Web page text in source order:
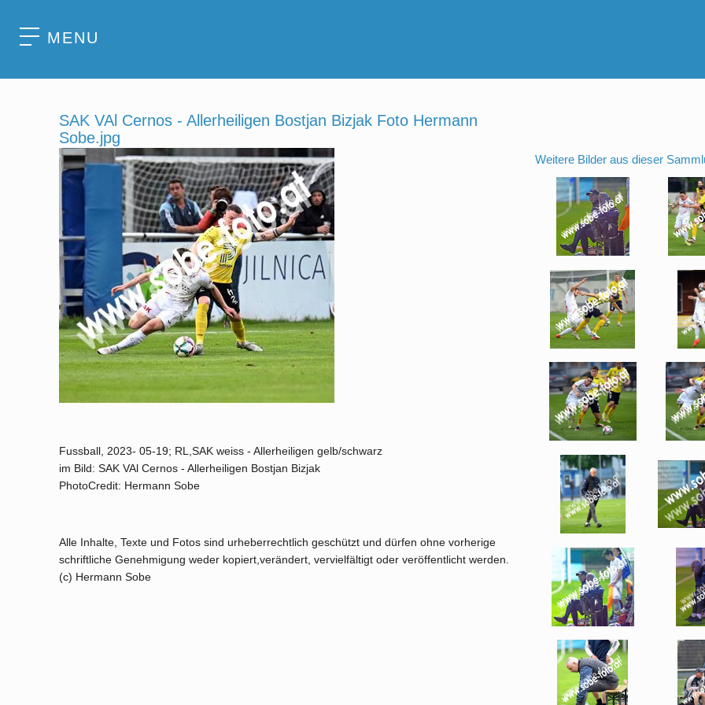
MENU
SAK VAl Cernos - Allerheiligen Bostjan Bizjak Foto Hermann
Sobe.jpg
Fussball, 2023- 05-19; RL,SAK weiss - Allerheiligen gelb/schwarz
im Bild: SAK VAl Cernos - Allerheiligen Bostjan Bizjak
PhotoCredit: Hermann Sobe
Alle Inhalte, Texte und Fotos sind urheberrechtlich geschützt und dürfen ohne vorherige
schriftliche Genehmigung weder kopiert,verändert, vervielfältigt oder veröffentlicht werden.
(c) Hermann Sobe
Weitere Bilder aus dieser